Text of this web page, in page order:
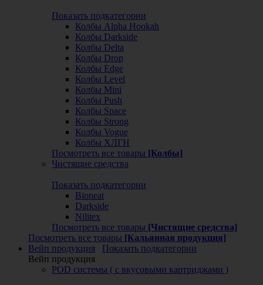
Показать подкатегории
Колбы Alpha Hookah
Колбы Darkside
Колбы Delta
Колбы Drop
Колбы Edge
Колбы Level
Колбы Mini
Колбы Push
Колбы Space
Колбы Strong
Колбы Vogue
Колбы ХЛГН
Посмотреть все товары [Колбы]
Чистящие средства
Показать подкатегории
Bioneat
Darkside
Nilitex
Посмотреть все товары [Чистящие средства]
Посмотреть все товары [Кальянная продукция]
Вейп продукция
Показать подкатегории
Вейп продукция
POD системы ( с вкусовыми картриджами )